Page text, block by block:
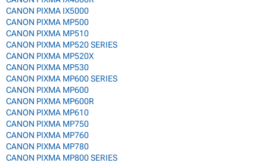
CANON PIXMA IX5000
CANON PIXMA MP500
CANON PIXMA MP510
CANON PIXMA MP520 SERIES
CANON PIXMA MP520X
CANON PIXMA MP530
CANON PIXMA MP600 SERIES
CANON PIXMA MP600
CANON PIXMA MP600R
CANON PIXMA MP610
CANON PIXMA MP750
CANON PIXMA MP760
CANON PIXMA MP780
CANON PIXMA MP800 SERIES